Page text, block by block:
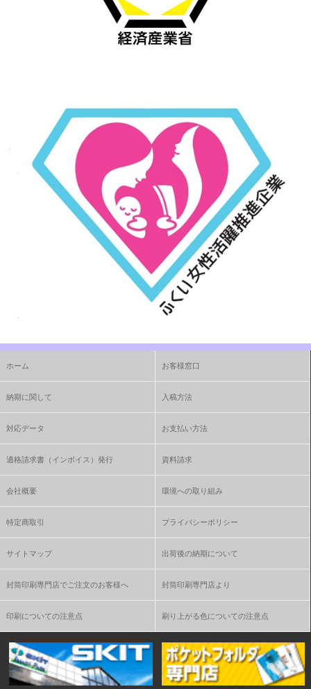
ホーム お客様窓口
納期に関して 入稿方法
対応データ お支払い方法
適格請求書（インボイス）発行 資料請求
会社概要 環境への取り組み
特定商取引 プライバシーポリシー
サイトマップ 出荷後の納期について
封筒印刷専門店でご注文のお客様へ 封筒印刷専門店より
印刷についての注意点 刷り上がる色についての注意点